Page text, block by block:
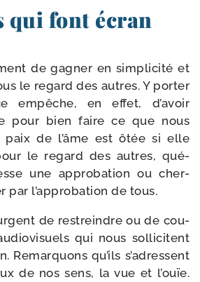
qui font écran
de gagner en sim­pli­ci­té et
le regard des autres. Y por­ter
empêche, en effet, d’avoir
pour bien faire ce que nous
paix de l’âme est ôtée si elle
le regard des autres, qué­
une appro­ba­tion ou cher­
par l’approbation de tous.
de res­treindre ou de cou­
qui nous sol­li­citent
Remarquons qu’ils s’adressent
de nos sens, la vue et l’ouïe.